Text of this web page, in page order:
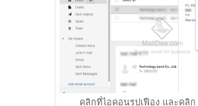
คลิกที่ไอคอนรูปเฟือง และคลิก